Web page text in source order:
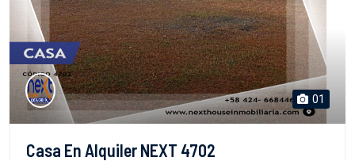
01
Casa En Alquiler NEXT 4702